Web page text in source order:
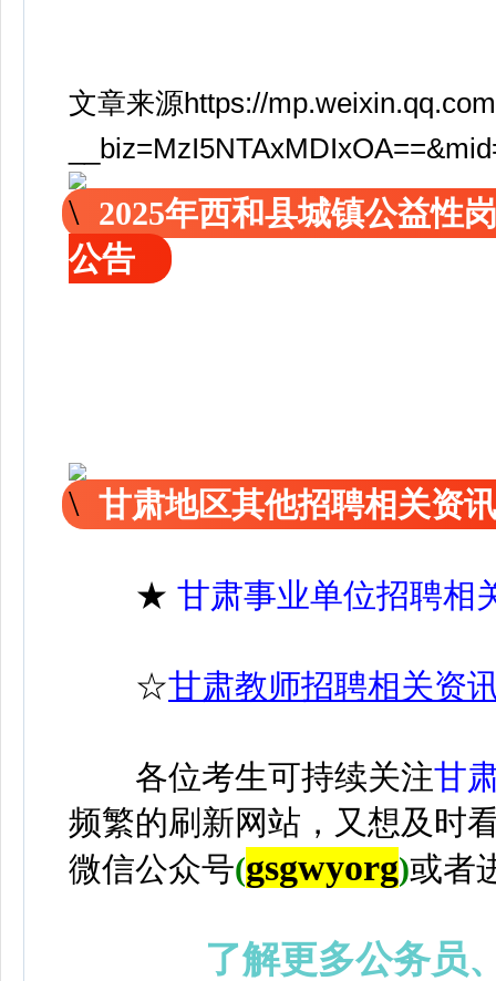
文章来源https://
2025年西和县城镇公益性
公告
甘肃地区其他招聘相关资
★ 甘肃事业单位招聘相
☆甘肃教师招聘相关资
各位考生可持续关注甘
频繁的刷新网站，又想及时
微信公众号(gsgwyorg)或者
了解更多公务员